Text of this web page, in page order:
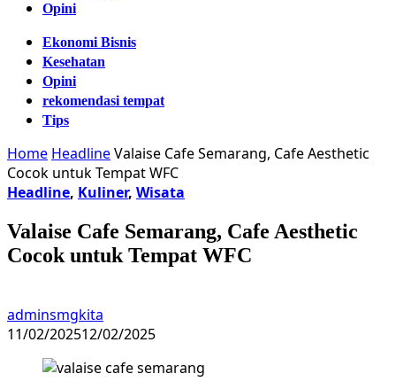
Opini
Ekonomi Bisnis
Kesehatan
Opini
rekomendasi tempat
Tips
Home HeadlineValaise Cafe Semarang, Cafe Aesthetic
Cocok untuk Tempat WFC
Headline, Kuliner, Wisata
Valaise Cafe Semarang, Cafe Aesthetic
Cocok untuk Tempat WFC
adminsmgkita
11/02/202512/02/2025